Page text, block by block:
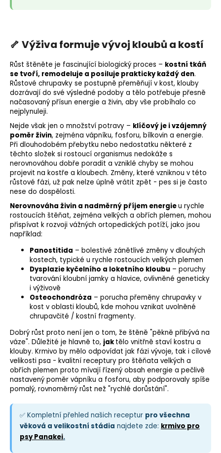
🦴 Výživa formuje vývoj kloubů a kostí
Růst štěněte je fascinující biologický proces – kostní tkáň
se tvoří, remodeluje a posiluje prakticky každý den.
Růstové chrupavky se postupně přeměňují v kost, klouby
dozrávají do své výsledné podoby a tělo potřebuje přesně
načasovaný přísun energie a živin, aby vše probíhalo co
nejplynuleji.
Nejde však jen o množství potravy – klíčový je i vzájemný
poměr živin, zejména vápníku, fosforu, bílkovin a energie.
Při dlouhodobém přebytku nebo nedostatku některé z
těchto složek si rostoucí organismus nedokáže s
nerovnováhou dobře poradit a vzniklé chyby se mohou
projevit na kostře a kloubech. Změny, které vzniknou v této
růstové fázi, už pak nelze úplně vrátit zpět - pes si je často
nese do dospělosti.
Nerovnováha živin a nadměrný příjem energieu rychle
rostoucích štěňat, zejména velkých a obřích plemen, mohou
přispívat k rozvoji vážných ortopedických potíží, jako jsou
například:
Panostitida – bolestivé zánětlivé změny v dlouhých
kostech, typické u rychle rostoucích velkých plemen
Dysplazie kyčelního a loketního kloubu – poruchy
tvarování kloubní jamky a hlavice, ovlivněné geneticky
i výživově
Osteochondróza – porucha přeměny chrupavky v
kost v oblasti kloubů, kde mohou vznikat uvolněné
chrupavčité / kostní fragmenty.
Dobrý růst proto není jen o tom, že štěně "pěkně přibývá na
váze". Důležité je hlavně to, jaktělo vnitřně staví kostru a
klouby. Krmivo by mělo odpovídat jak fázi vývoje, tak i cílové
velikosti psa - kvalitní receptury pro štěňata velkých a
obřích plemen proto mívají řízený obsah energie a pečlivě
nastavený poměr vápníku a fosforu, aby podporovaly spíše
pomalý, rovnoměrný růst než "rychlé dorůstání".
✅ Kompletní přehled našich receptur pro všechna
věková a velikostní stádia najdete zde: krmivo pro
psy Panakei.